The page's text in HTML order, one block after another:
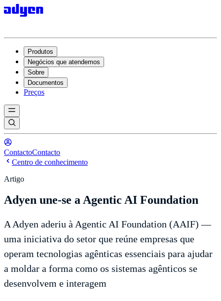
Produtos
Negócios que atendemos
Sobre
Documentos
Preços
ContactoContacto
Centro de conhecimento
Artigo
Adyen une-se a Agentic AI Foundation
A Adyen aderiu à Agentic AI Foundation (AAIF) —
uma iniciativa do setor que reúne empresas que
operam tecnologias agênticas essenciais para ajudar
a moldar a forma como os sistemas agênticos se
desenvolvem e interagem